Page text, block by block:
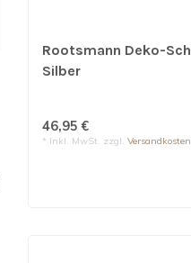
Rootsmann Deko-
Silber
46,95 €
* Inkl. MwSt. zzgl. Versandkosten